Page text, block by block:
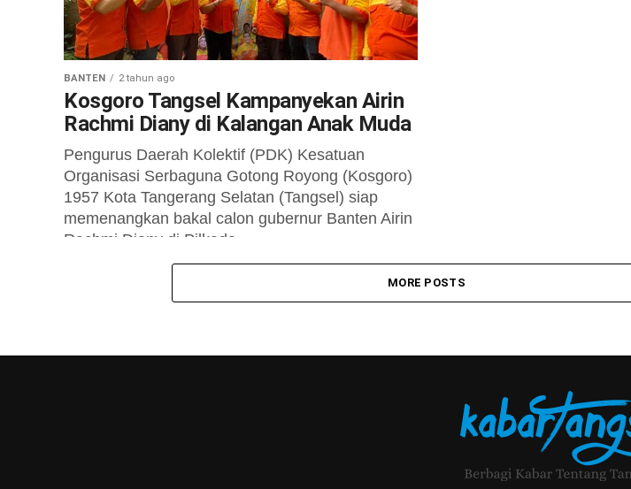
BANTEN 2 tahun ago
Kosgoro Tangsel Kampanyekan Airin
Rachmi Diany di Kalangan Anak Muda
Pengurus Daerah Kolektif (PDK) Kesatuan
Organisasi Serbaguna Gotong Royong (Kosgoro)
1957 Kota Tangerang Selatan (Tangsel) siap
memenangkan bakal calon gubernur Banten Airin
Rachmi Diany di Pilkada...
MORE POSTS